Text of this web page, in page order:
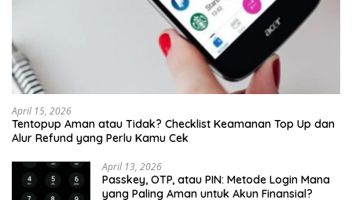
April 15, 2026
Tentopup Aman atau Tidak? Checklist Keamanan Top Up dan
Alur Refund yang Perlu Kamu Cek
April 13, 2026
Passkey, OTP, atau PIN: Metode Login Mana
yang Paling Aman untuk Akun Finansial?